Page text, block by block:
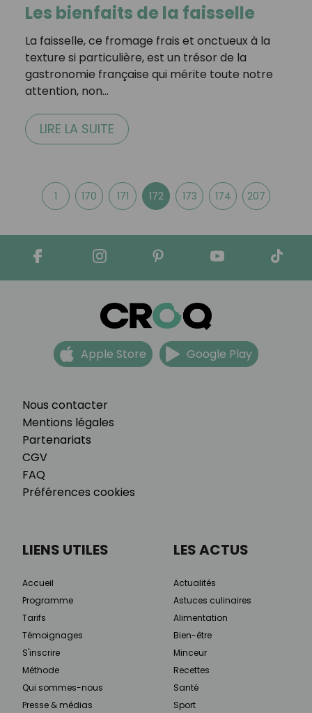
Les bienfaits de la faisselle
La faisselle, ce fromage frais et onctueux à la
texture si particulière, est un trésor de la
gastronomie française qui mérite toute notre
attention, non…
LIRE LA SUITE
1 170 171 172 173 174 207
Nous contacter
Mentions légales
Partenariats
CGV
FAQ
Préférences cookies
Apple Store Google Play
LIENS UTILES
Accueil
Programme
Tarifs
Témoignages
S'inscrire
Méthode
Qui sommes-nous
Presse & médias
LES ACTUS
Actualités
Astuces culinaires
Alimentation
Bien-être
Minceur
Recettes
Santé
Sport